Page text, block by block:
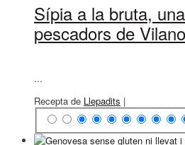
Sípia a la bruta,
pescadors de
...
Recepta de Llepadits |